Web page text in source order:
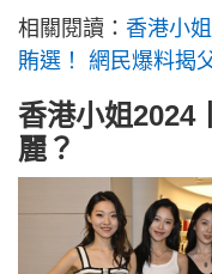
相關閱讀： 香港小
賄選！ 網民爆料揭
香港小姐2024
麗？